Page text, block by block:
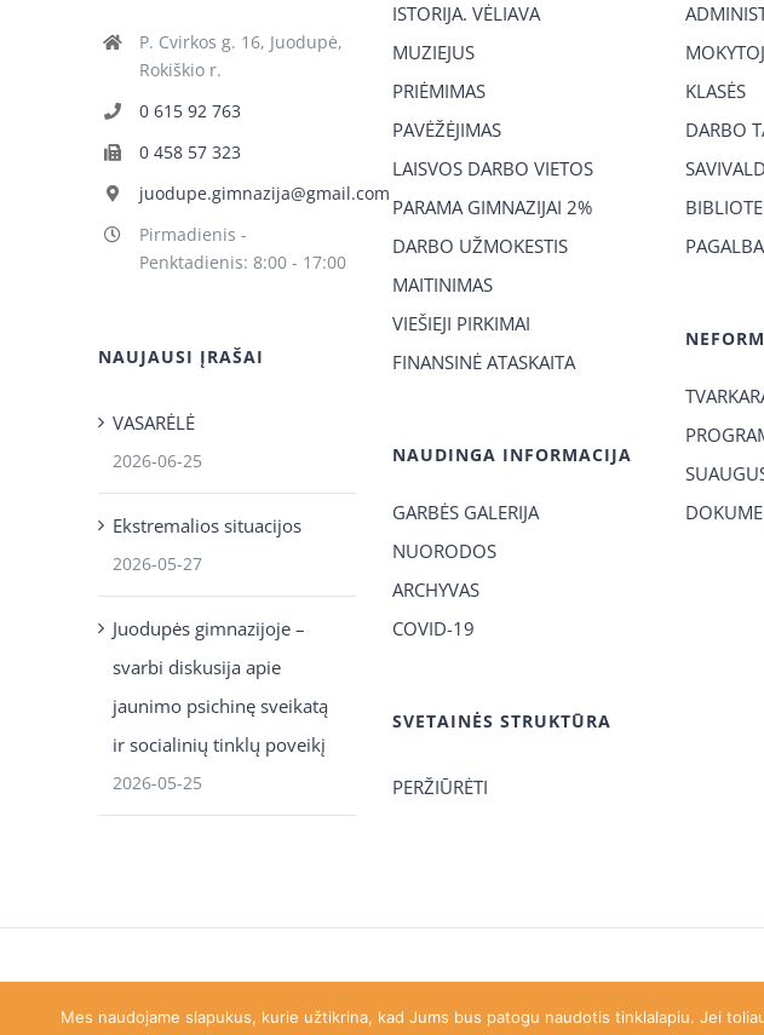
P. Cvirkos g. 16, Juodupė,
Rokiškio r.
0 615 92 763
0 458 57 323
juodupe.gimnazija@gmail.com
Pirmadienis -
Penktadienis: 8:00 - 17:00
NAUJAUSI ĮRAŠAI
VASARĖLĖ
2026-06-25
Ekstremalios situacijos
2026-05-27
Juodupės gimnazijoje –
svarbi diskusija apie
jaunimo psichinę sveikatą
ir socialinių tinklų poveikį
2026-05-25
ISTORIJA. VĖLIAVA
MUZIEJUS
PRIĖMIMAS
PAVĖŽĖJIMAS
LAISVOS DARBO VIETOS
PARAMA GIMNAZIJAI 2%
DARBO UŽMOKESTIS
MAITINIMAS
VIEŠIEJI PIRKIMAI
FINANSINĖ ATASKAITA
NAUDINGA INFORMACIJA
GARBĖS GALERIJA
NUORODOS
ARCHYVAS
COVID-19
SVETAINĖS STRUKTŪRA
PERŽIŪRĖTI
KLASĖS
DARBO
Mes naudojame slapukus, kurie užtikrina, kad Jums bus patogu naudotis tinklalapiu. Jei